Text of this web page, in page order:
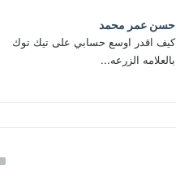
حسن عمر محمد
كيف اقدر اوسع حسابي على تيك توك
بالعلامه الزرعه...